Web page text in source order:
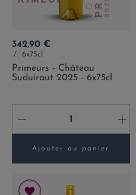
Prix
342,90 €
6x75cl
Primeurs - Château
Suduiraut 2025 - 6x75cl
- +
Ajouter au panier